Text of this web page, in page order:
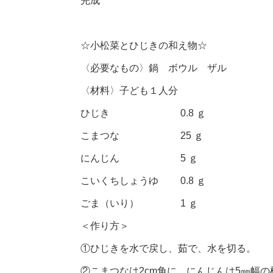
☆小松菜とひじきの和え物☆
〈必要なもの〉鍋 ボウル ザル
〈材料〉子ども１人分
ひじき 0.8 ｇ
こまつな 25 ｇ
にんじん 5 ｇ
こいくちしょうゆ 0.8 ｇ
ごま（いり） 1 ｇ
＜作り方＞
①ひじきを水で戻し、茹で、水を切る。
②こまつなは2cm角に、にんじんは5㎜幅の